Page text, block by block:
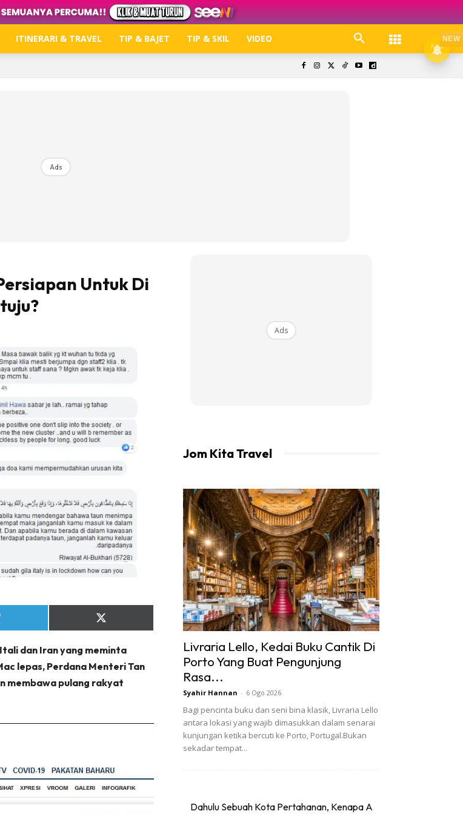
tempat healing dan relax dengan LIBUR.
KLIK DI SEENI
ITINERARI & TRAVEL TIP & BAJET TIP & SKIL VIDEO
Ads
Untuk Di
Share
on
(Twitter)
dan Iran yang meminta
lepas, Perdana Menteri Tan
membawa pulang rakyat
Ads
Jom Kita Travel
Livraria Lello, Kedai Buku Cantik Di
Porto Yang Buat Pengunjung
Rasa...
Syahir Hannan - 6 Ogo 2026
Bagi pencinta buku dan seni bina klasik, Livraria Lello
antara lokasi yang wajib dimasukkan dalam senarai
kunjungan ketika bercuti ke Porto, Portugal.Bukan
sekadar tempat...
Dahulu Sebuah Kota Pertahanan, Kenapa A
NEW